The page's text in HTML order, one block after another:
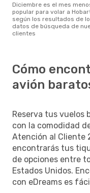
diciembre es el mes menos
popular para volar a
según los resultados de
datos de búsqueda de
clientes
Cómo
avión
Reserva tus vuelos
con la comodidad
Atención al Cliente
encontrarás tus
de opciones entre
Estados Unidos.
con eDreams es